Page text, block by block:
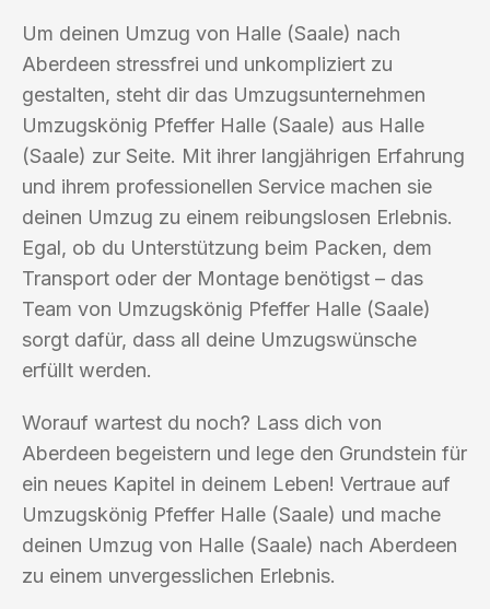
Um deinen Umzug von Halle (Saale) nach
Aberdeen stressfrei und unkompliziert zu
gestalten, steht dir das Umzugsunternehmen
Umzugskönig Pfeffer Halle (Saale) aus Halle
(Saale) zur Seite. Mit ihrer langjährigen Erfahrung
und ihrem professionellen Service machen sie
deinen Umzug zu einem reibungslosen Erlebnis.
Egal, ob du Unterstützung beim Packen, dem
Transport oder der Montage benötigst – das
Team von Umzugskönig Pfeffer Halle (Saale)
sorgt dafür, dass all deine Umzugswünsche
erfüllt werden.
Worauf wartest du noch? Lass dich von
Aberdeen begeistern und lege den Grundstein für
ein neues Kapitel in deinem Leben! Vertraue auf
Umzugskönig Pfeffer Halle (Saale) und mache
deinen Umzug von Halle (Saale) nach Aberdeen
zu einem unvergesslichen Erlebnis.